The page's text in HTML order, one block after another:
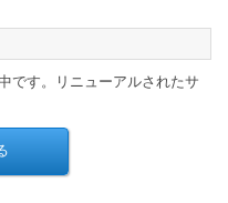
です。リニューアルされたサ